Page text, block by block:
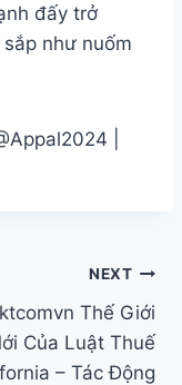
đấy trở
như nuốm
|
NEXT
Thế Giới
Của Luật Thuế
– Tác Động